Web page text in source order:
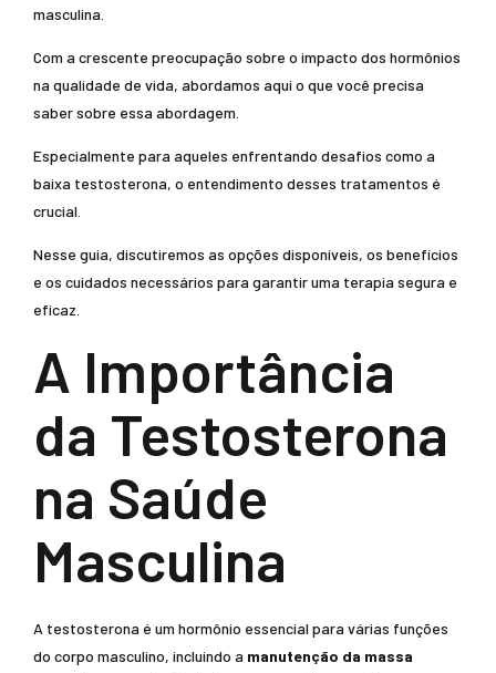
masculina.
Com a crescente preocupação sobre o impacto dos hormônios
na qualidade de vida, abordamos aqui o que você precisa
saber sobre essa abordagem.
Especialmente para aqueles enfrentando desafios como a
baixa testosterona, o entendimento desses tratamentos é
crucial.
Nesse guia, discutiremos as opções disponíveis, os benefícios
e os cuidados necessários para garantir uma terapia segura e
eficaz.
A Importância
da Testosterona
na Saúde
Masculina
A testosterona é um hormônio essencial para várias funções
do corpo masculino, incluindo a manutenção da massa